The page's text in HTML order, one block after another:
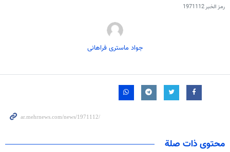
رمز الخبر1971112
جواد ماستری فراهانی
محتوى ذات صلة